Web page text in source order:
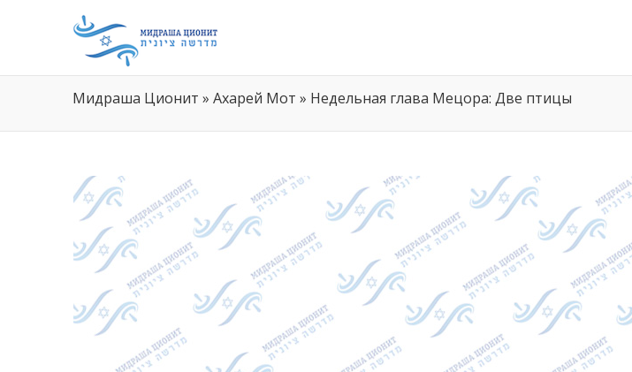
Мидраша Ционит » Ахарей Мот » Недельная глава Мецора: Две птицы